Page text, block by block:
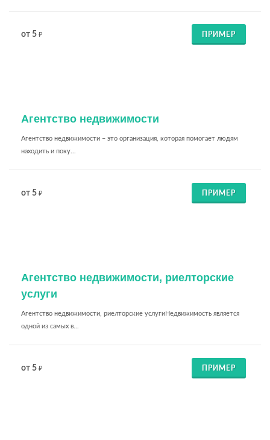
от 5 ₽ ПРИМЕР
Агентство недвижимости
Агентство недвижимости – это организация, которая помогает людям
находить и поку...
от 5 ₽ ПРИМЕР
Агентство недвижимости, риелторские
услуги
Агентство недвижимости, риелторские услугиНедвижимость является
одной из самых в...
от 5 ₽ ПРИМЕР